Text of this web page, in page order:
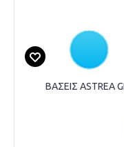
ΒΑΣΕΙΣ ASTREA